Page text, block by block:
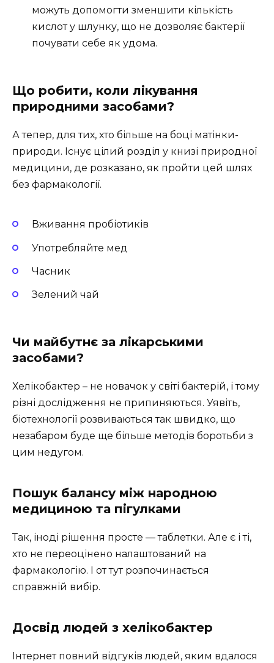
можуть допомогти зменшити кількість
кислот у шлунку, що не дозволяє бактерії
почувати себе як удома.
Що робити, коли лікування
природними засобами?
А тепер, для тих, хто більше на боці матінки-
природи. Існує цілий розділ у книзі природної
медицини, де розказано, як пройти цей шлях
без фармакології.
Вживання пробіотиків
Употребляйте мед
Часник
Зелений чай
Чи майбутнє за лікарськими
засобами?
Хелікобактер – не новачок у світі бактерій, і тому
різні дослідження не припиняються. Уявіть,
біотехнології розвиваються так швидко, що
незабаром буде ще більше методів боротьби з
цим недугом.
Пошук балансу між народною
медициною та пігулками
Так, іноді рішення просте — таблетки. Але є і ті,
хто не переоцінено налаштований на
фармакологію. І от тут розпочинається
справжній вибір.
Досвід людей з хелікобактер
Інтернет повний відгуків людей, яким вдалося